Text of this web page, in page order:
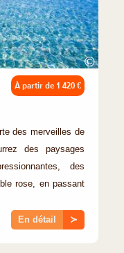
©
À partir de 1 420 €
des merveilles de
des paysages
des
rose, en passant
En détail ≻